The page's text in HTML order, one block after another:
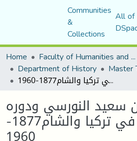
Communities
&
Collections
All of
Home
Faculty of Humanities and Social Sciences
Department of History Master
بديع الزمان سعيد النورسي ودوره الإصلاحي في تركيا والشام1877-1960
سعيد النورسي ودوره
الإصلاحي في تركيا والشام1877-